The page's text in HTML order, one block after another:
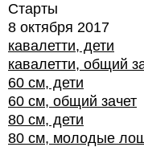
Старты
8 октября 2017
кавалетти, дети
кавалетти, общий
60 см, дети
60 см, общий зачет
80 см, дети
80 см, молодые